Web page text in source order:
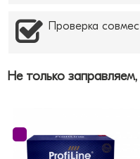
Проверка
Не только